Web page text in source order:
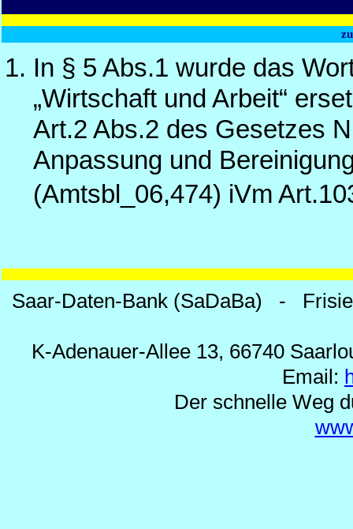
In § 5 Abs.1 wurde das
„Wirtschaft und Arbeit“
Art.2 Abs.2 des Gesetzes
Anpassung und
(Amtsbl_06,474) iVm
Saar-Daten-Bank (SaDaBa) -
K-Adenauer-Allee 13, 66740
Email:
Der schnelle Weg